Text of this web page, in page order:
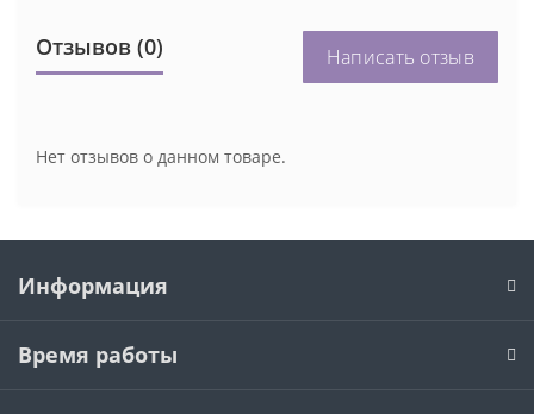
Отзывов (0) Написать отзыв
Нет отзывов о данном товаре.
Информация
Время работы